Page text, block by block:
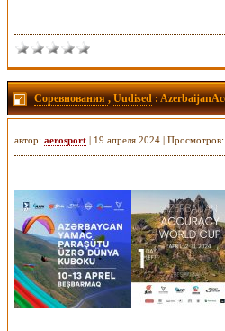
Соревнования,Uudised:
автор: aerosport | 19 апреля 2024 |